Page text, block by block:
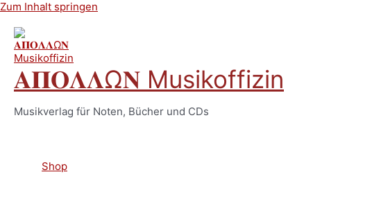
Zum Inhalt springen
𝚨𝚷𝚶𝚲𝚲Ω𝚴 Musikoffizin
Musikverlag für Noten, Bücher und CDs
Shop